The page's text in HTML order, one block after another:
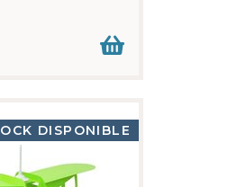
DISPONIBLE